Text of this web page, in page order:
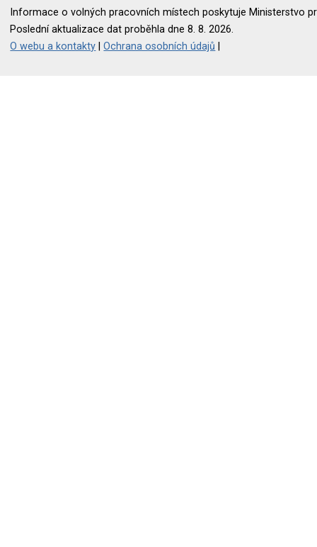
Informace o volných pracovních místech poskytuje Ministerstvo
Poslední aktualizace dat proběhla dne 8. 8. 2026.
O webu a kontakty |Ochrana osobních údajů